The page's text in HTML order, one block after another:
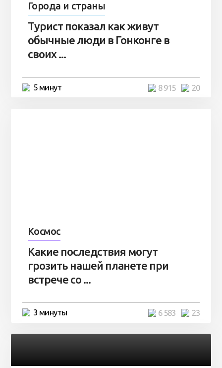
Города и страны
Турист показал как живут
обычные люди в Гонконге в
своих ...
5 минут 20
8 915
Космос
Какие последствия могут
грозить нашей планете при
встрече со ...
3 минуты 23
6 583